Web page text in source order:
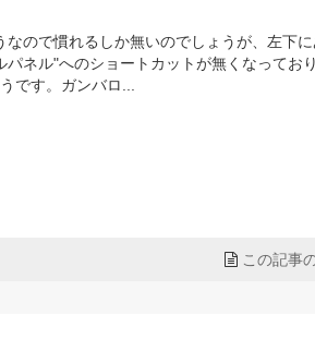
ので慣れるしか無いのでしょうが、左下に
ネル"へのショートカットが無くなってお
です。ガンバロ...
この記事